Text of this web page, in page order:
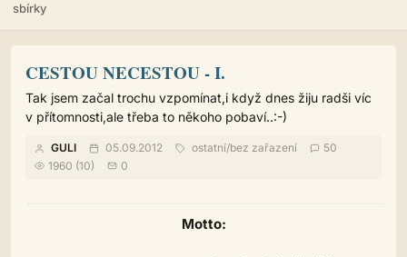
sbírky
CESTOU NECESTOU - I.
Tak jsem začal trochu vzpomínat,i když dnes žiju radši víc
v přítomnosti,ale třeba to někoho pobaví..:-)
GULI 05.09.2012 ostatní/bez zařazení
50
1960 (10)
0
Motto: